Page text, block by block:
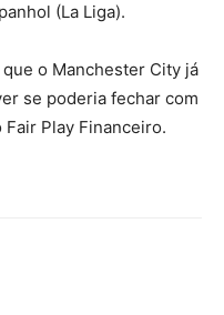
(La Liga).
o Manchester City já
se poderia fechar com
Play Financeiro.